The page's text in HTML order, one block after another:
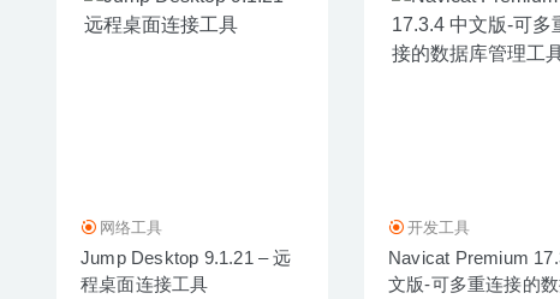
网络工具
Jump Desktop 9.1.21 – 远
程桌面连接工具
开发工具
Navicat Premium
文版-可多重连接的